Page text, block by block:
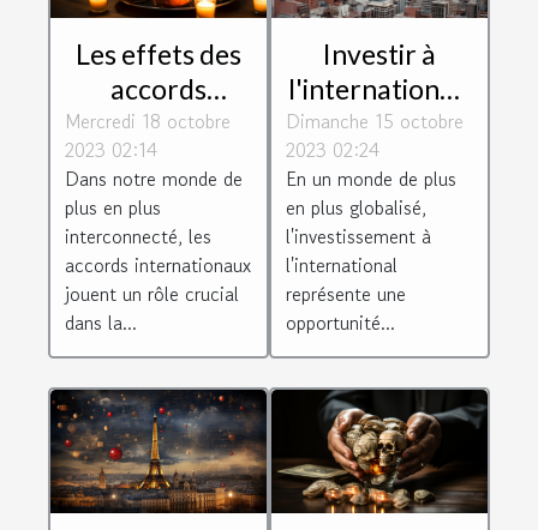
Les effets des
accords
internationaux
sur les
avantages de la
société
Mercredi 18 octobre
2023 02:14
Dans notre monde de
plus en plus
interconnecté, les
accords internationaux
jouent un rôle crucial
dans la...
Investir à
l'international :
défis et
opportunités
pour les
entreprises
françaises
Dimanche 15 octobre
2023 02:24
En un monde de plus
en plus globalisé,
l'investissement à
l'international
représente une
opportunité...